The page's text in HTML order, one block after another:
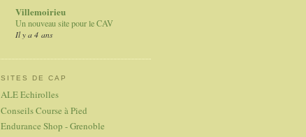
Villemoirieu
Un nouveau site pour le CAV
Il y a 4 ans
SITES DE CAP
ALE Echirolles
Conseils Course à Pied
Endurance Shop - Grenoble